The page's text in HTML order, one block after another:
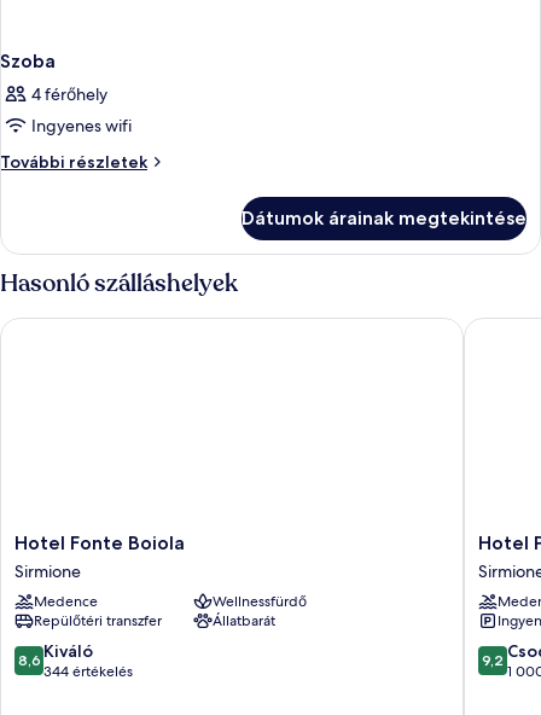
Szoba
4 férőhely
Ingyenes wifi
További részletek
Szoba
Dátumok árainak megtekintése
Hasonló szálláshelyek
Hotel
Fonte
Boiola
Sirmione
Hotel Fonte Boiola
Sirmione
Medence
Wellnessfürdő
Repülőtéri transzfer
Állatbarát
8.6
ennyiből:
8,6 Kiváló
344 értékelés
Hotel Fonte Boiola
Hotel
Porto
Azzurro
Hotel
9.2
9,2
1
Hotel